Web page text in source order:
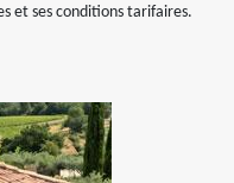
et ses conditions tarifaires.